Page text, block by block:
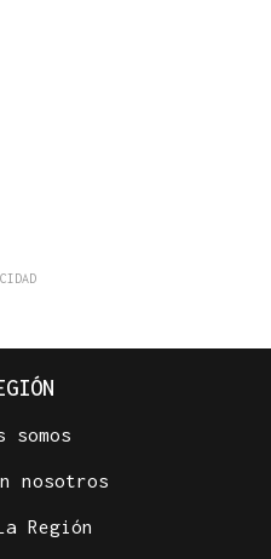
somos
nosotros
Región